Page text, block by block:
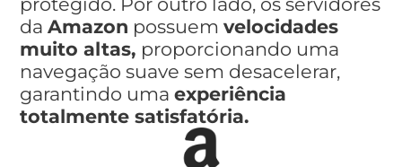
daAmazon possuemvelocidades
muito altas, proporcionando uma
navegação suave sem desacelerar,
garantindo umaexperiência
totalmente satisfatória.